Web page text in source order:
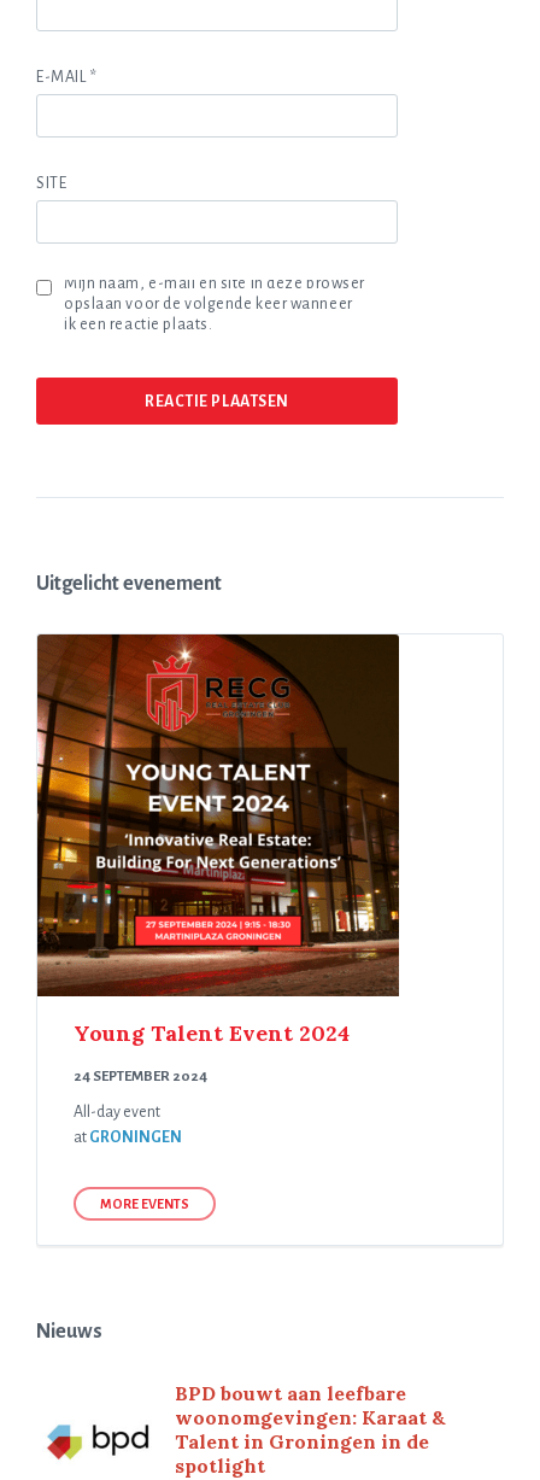
E-MAIL *
SITE
Mijn naam, e-mail en site in deze browser
opslaan voor de volgende keer wanneer
ik een reactie plaats.
Uitgelicht evenement
Young Talent Event 2024
24 SEPTEMBER 2024
All-day event
at GRONINGEN
MORE EVENTS
Nieuws
BPD bouwt aan leefbare
woonomgevingen: Karaat &
Talent in Groningen in de
spotlight